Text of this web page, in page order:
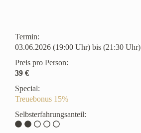
Termin:
03.06.2026 (19:00 Uhr) bis (21:30 Uhr)
Preis pro Person:
39 €
Special:
Treuebonus 15%
Selbsterfahrungsanteil: